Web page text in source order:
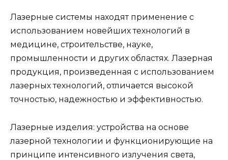
Лазерные системы находят применение с
использованием новейших технологий в
медицине, строительстве, науке,
промышленности и других областях. Лазерная
продукция, произведенная с использованием
лазерных технологий, отличается высокой
точностью, надежностью и эффективностью.
Лазерные изделия: устройства на основе
лазерной технологии и функционирующие на
принципе интенсивного излучения света,